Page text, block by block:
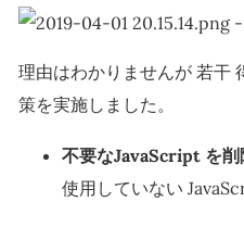
理由はわかりませんが 若干
策を実施しました。
不要なJavaScript を削
使用していない